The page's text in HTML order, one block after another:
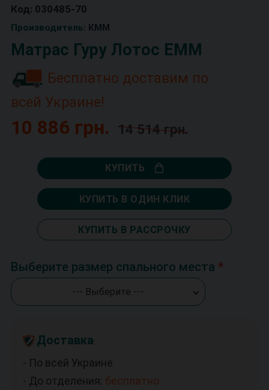
Код: 030485-70
Производитель: КММ
Матрас Гуру Лотос ЕММ
Бесплатно доставим по
всей Украине!
10 886 грн. 14 514 грн.
КУПИТЬ
КУПИТЬ В ОДИН КЛИК
КУПИТЬ В РАССРОЧКУ
Выберите размер спального места
--- Выберите ---
Доставка
- По всей Украине
- До отделения: бесплатно